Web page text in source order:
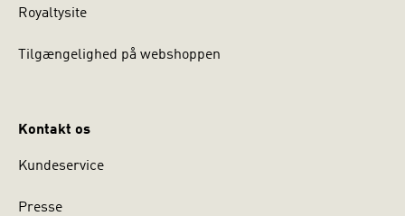
Royaltysite
Tilgængelighed på webshoppen
Kontakt os
Kundeservice
Presse